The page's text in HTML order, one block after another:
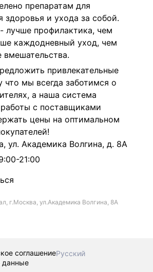
препаратам для
здоровья и ухода за собой.
лучше профилактика, чем
каждодневный уход, чем
вмешательства.
привлекательные
что мы всегда заботимся о
а наша система
с поставщиками
цены на оптимальном
ул. Академика Волгина, д. 8А
21:00
г.Москва, ул.Академика Волгина, 8А
соглашениеРусский
данные